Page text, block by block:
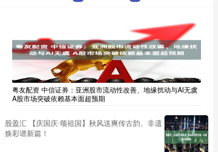
粤友配资 中信证券：亚洲股市流动性改善、地缘扰动与AI无虞
A股市场突破依赖基本面超预期
股盈汇 【庆国庆·颂祖国】秋风送爽传古韵、非遗
焕彩谱新篇！